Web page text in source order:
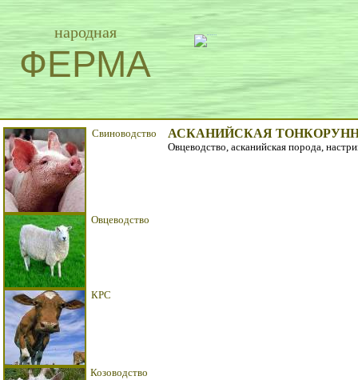
народная
ФЕРМА
Свиноводство
Овцеводство
КРС
Козоводство
АСКАНИЙСКАЯ
Овцеводство, асканийская порода,